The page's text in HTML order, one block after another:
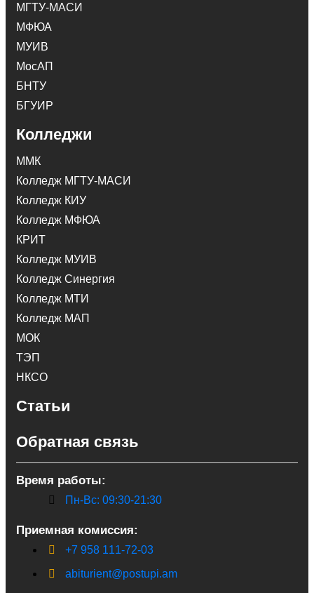
МГТУ-МАСИ
МФЮА
МУИВ
МосАП
БНТУ
БГУИР
Колледжи
ММК
Колледж МГТУ-МАСИ
Колледж КИУ
Колледж МФЮА
КРИТ
Колледж МУИВ
Колледж Синергия
Колледж МТИ
Колледж МАП
МОК
ТЭП
НКСО
Статьи
Обратная связь
Время работы:
Пн-Вс: 09:30-21:30
Приемная комиссия:
+7 958 111-72-03
abiturient@postupi.am